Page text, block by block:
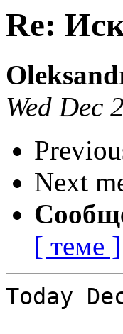
Re:
Wed Dec
Next
[ теме ]
Today